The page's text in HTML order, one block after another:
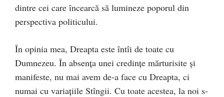
dintre cei care încearcă să lumineze poporul din
perspectiva politicului.
În opinia mea, Dreapta este întîi de toate cu
Dumnezeu. În absența unei credințe mărturisite și
manifeste, nu mai avem de-a face cu Dreapta, ci
numai cu variațiile Stîngii. Cu toate acestea, la noi s-